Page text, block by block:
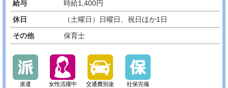
給与
時給1,400円
休日
（土曜日）日曜日、祝日ほか1日
その他
保育士
派遣 女性活躍中 交通費別途 社保完備